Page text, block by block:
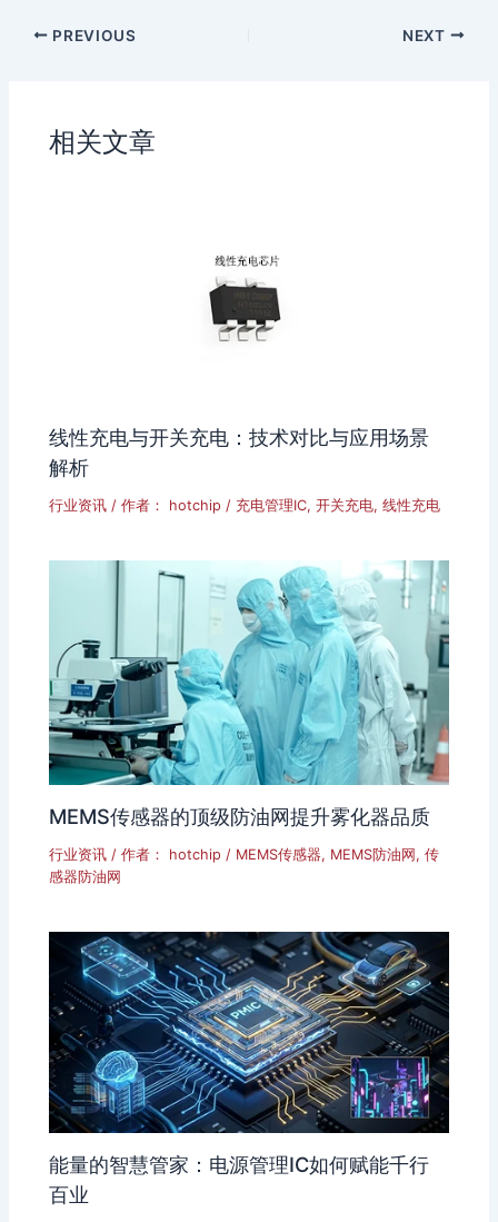
W
nu
PREVIOUS NEXT
相关文章
线性充电与开关充电：技术对比与应用场景
解析
行业资讯 / 作者： hotchip / 充电管理IC,开关充电,线性充电
MEMS传感器的顶级防油网提升雾化器品质
行业资讯 / 作者： hotchip / MEMS传感器, MEMS防油网 ,传
感器防油网
能量的智慧管家：电源管理IC如何赋能千行
百业